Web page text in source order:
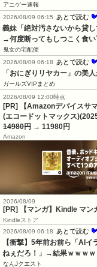
アニゲー速報
2026/08/09 06:15
あとで読む
義妹「絶対汚さないから貸
→何度断ってもしつこく食
鬼女の宅配便
2026/08/09 06:18
あとで読む
「おにぎりリヤカー」の美
ガールズVIPまとめ
2026/08/09 12:00時点
[PR] 【Amazonデバイスサ
(エコードットマックス
14980円 → 11980円
Amazon
2026/08/09
[PR] 【マンガ】Kindle マン
Kindleストア
2026/08/09 06:18
あとで読む
【衝撃】5年前お前ら「AI
ねぇだろ！」→結果ｗｗｗｗ
なんJクエスト